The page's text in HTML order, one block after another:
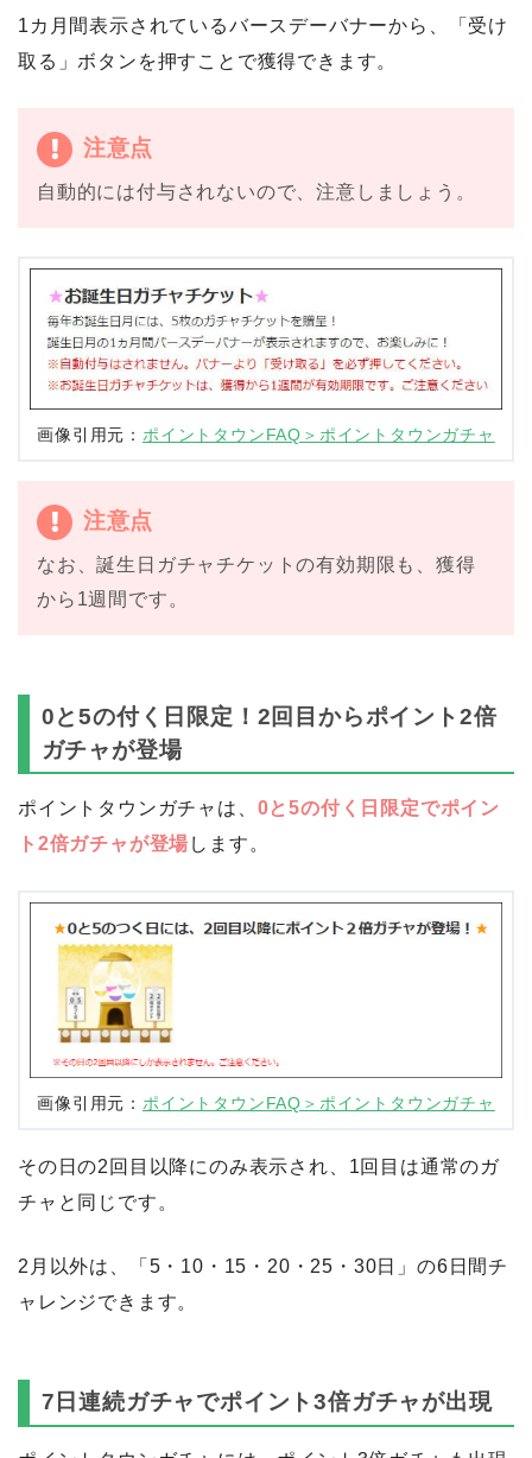
1カ月間表示されているバースデーバナーから、「受け
取る」ボタンを押すことで獲得できます。
注意点
自動的には付与されないので、注意しましょう。
画像引用元： ポイントタウンFAQ＞ポイントタウンガチャ
注意点
なお、誕生日ガチャチケットの有効期限も、獲得
から1週間です。
0と5の付く日限定！2回目からポイント2倍
ガチャが登場
ポイントタウンガチャは、 0と5の付く日限定でポイン
ト2倍ガチャが登場 します。
画像引用元： ポイントタウンFAQ＞ポイントタウンガチャ
その日の2回目以降にのみ表示され、1回目は通常のガ
チャと同じです。
2月以外は、「5・10・15・20・25・30日」の6日間チ
ャレンジできます。
7日連続ガチャでポイント3倍ガチャが出現